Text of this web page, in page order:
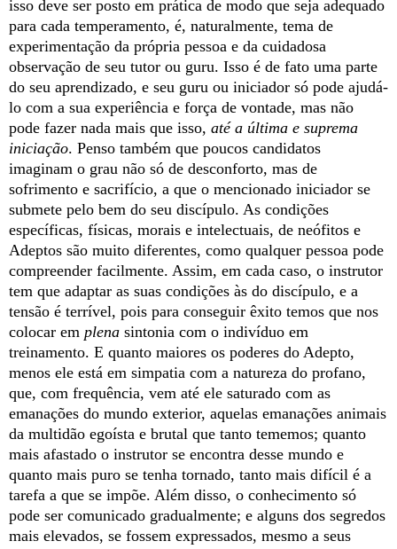
isso deve ser posto em prática de modo que seja adequado
para cada temperamento, é, naturalmente, tema de
experimentação da própria pessoa e da cuidadosa
observação de seu tutor ou guru. Isso é de fato uma parte
do seu aprendizado, e seu guru ou iniciador só pode ajudá-
lo com a sua experiência e força de vontade, mas não
pode fazer nada mais que isso, até a última e suprema
iniciação. Penso também que poucos candidatos
imaginam o grau não só de desconforto, mas de
sofrimento e sacrifício, a que o mencionado iniciador se
submete pelo bem do seu discípulo. As condições
específicas, físicas, morais e intelectuais, de neófitos e
Adeptos são muito diferentes, como qualquer pessoa pode
compreender facilmente. Assim, em cada caso, o instrutor
tem que adaptar as suas condições às do discípulo, e a
tensão é terrível, pois para conseguir êxito temos que nos
colocar em plena sintonia com o indivíduo em
treinamento. E quanto maiores os poderes do Adepto,
menos ele está em simpatia com a natureza do profano,
que, com frequência, vem até ele saturado com as
emanações do mundo exterior, aquelas emanações animais
da multidão egoísta e brutal que tanto tememos; quanto
mais afastado o instrutor se encontra desse mundo e
quanto mais puro se tenha tornado, tanto mais difícil é a
tarefa a que se impõe. Além disso, o conhecimento só
pode ser comunicado gradualmente; e alguns dos segredos
mais elevados, se fossem expressados, mesmo a seus